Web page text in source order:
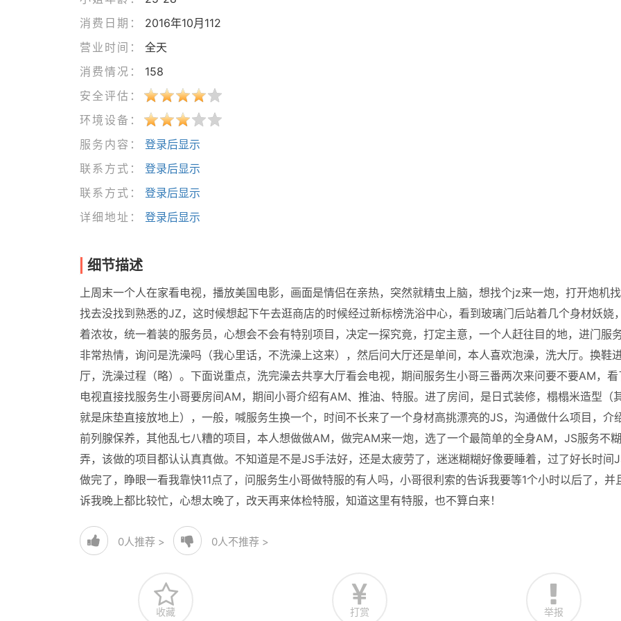
消费日期：
2016年10月112
营业时间：
全天
消费情况：
158
安全评估：
环境设备：
服务内容：
登录后显示
联系方式：
登录后显示
联系方式：
登录后显示
详细地址：
登录后显示
细节描述
上周末一个人在家看电视，播放美国电影，画面是情侣在亲热，突然就精虫上脑，想找个jz来一炮，打开炮机
找去没找到熟悉的JZ，这时候想起下午去逛商店的时候经过新标榜洗浴中心，看到玻璃门后站着几个身材妖娆
着浓妆，统一着装的服务员，心想会不会有特别项目，决定一探究竟，打定主意，一个人赶往目的地，进门服
非常热情，询问是洗澡吗（我心里话，不洗澡上这来），然后问大厅还是单间，本人喜欢泡澡，洗大厅。换鞋
厅，洗澡过程（略）。下面说重点，洗完澡去共享大厅看会电视，期间服务生小哥三番两次来问要不要AM，看
电视直接找服务生小哥要房间AM，期间小哥介绍有AM、推油、特服。进了房间，是日式装修，榻榻米造型（
就是床垫直接放地上），一般，喊服务生换一个，时间不长来了一个身材高挑漂亮的JS，沟通做什么项目，介
前列腺保养，其他乱七八糟的项目，本人想做做AM，做完AM来一炮，选了一个最简单的全身AM，JS服务不糊
弄，该做的项目都认认真真做。不知道是不是JS手法好，还是太疲劳了，迷迷糊糊好像要睡着，过了好长时间
做完了，睁眼一看我靠快11点了，问服务生小哥做特服的有人吗，小哥很利索的告诉我要等1个小时以后了，并
诉我晚上都比较忙，心想太晚了，改天再来体检特服，知道这里有特服，也不算白来！
0人推荐 > 0人不推荐 >
收藏 打赏 举报